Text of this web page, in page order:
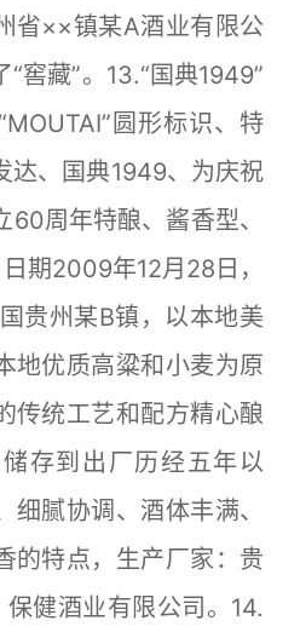
省××镇某A酒业有限公
窖藏”。13.“国典1949”
圆形标识、特
达、国典1949、为庆祝
周年特酿、酱香型、
期2009年12月28日，
贵州某B镇，以本地美
地优质高粱和小麦为原
传统工艺和配方精心酿
存到出厂历经五年以
细腻协调、酒体丰满、
的特点，生产厂家：贵
健酒业有限公司。14.